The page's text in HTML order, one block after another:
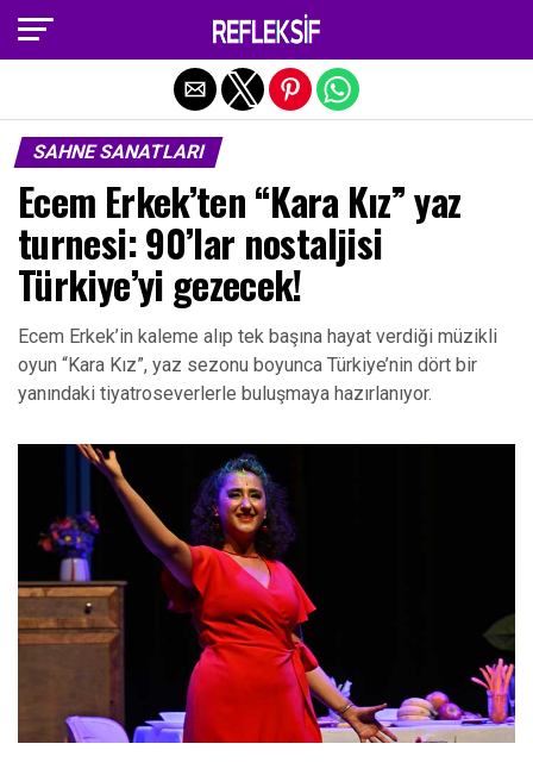
SAHNE SANATLARI
Ecem Erkek’ten “Kara Kız” yaz
turnesi: 90’lar nostaljisi
Türkiye’yi gezecek!
Ecem Erkek’in kaleme alıp tek başına hayat verdiği müzikli
oyun “Kara Kız”, yaz sezonu boyunca Türkiye’nin dört bir
yanındaki tiyatroseverlerle buluşmaya hazırlanıyor.
Exit mobile version